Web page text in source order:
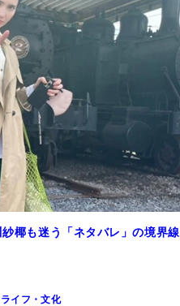
椰も迷う「ネタバレ」の境界線
ライフ・文化